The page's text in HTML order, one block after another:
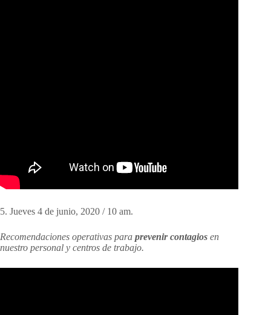
5. Jueves 4 de junio, 2020 / 10 am.
Recomendaciones operativas para prevenir contagios en
nuestro personal y centros de trabajo.